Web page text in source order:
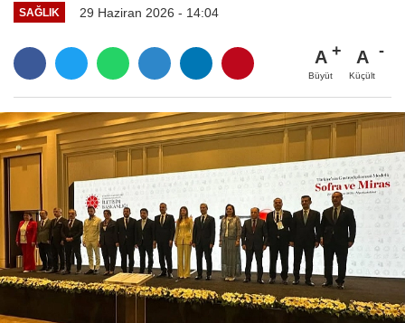
SAĞLIK 29 Haziran 2026 - 14:04
A
Büyüt
A
Küçült